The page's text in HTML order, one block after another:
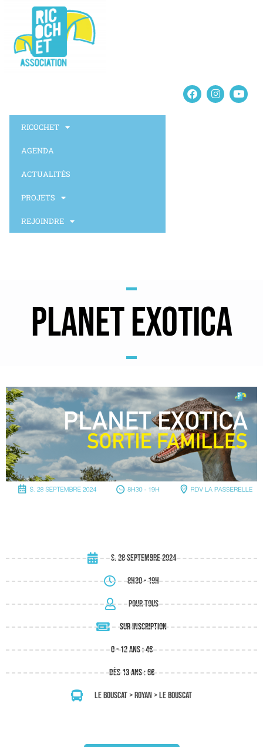
RICOCHET
AGENDA
ACTUALITÉS
PROJETS
REJOINDRE
PLANET EXOTICA
s. 28 septembre 2024
8h30 - 19h
Pour tous
sur inscription
0 - 12 ans : 4€
dès 13 ans : 6€
Le Bouscat > Royan > Le Bouscat